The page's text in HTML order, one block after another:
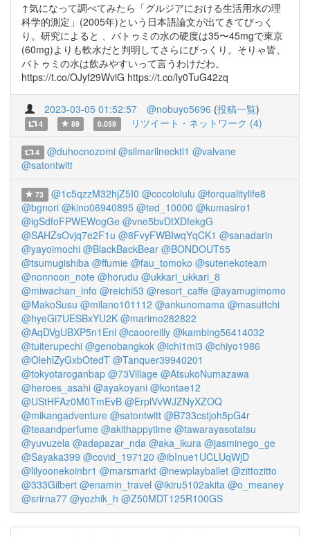
↑気になって調べてみたら「グルジアにおける生活用水の理
科学的測定」(2005年)という日本語論文が出てきてびっく
り。研究によると 、バトゥミの水の硬度は35〜45mgで東京
(60mg)よりも軟水だと判明してさらにびっくり。そりゃ皆、
バトゥミの水は飲みやすいって言うわけだわ。
https://t.co/OJyf29WviG https://t.co/ly0TuG42zq
2023-03-05 01:52:57 @nobuyo5696 (投稿一覧)
4 89 0.059 リツイート・ネットワーク (4)
4 @duhocnozomi @silmarilneckti1 @valvane
@satontwitt
73 @1c5qzzM32hjZ5I0 @cocololulu @forqualitylife8
@bgnori @kino06940895 @ted_10000 @kumasiro1
@igSdfoFPWEWogGe @vne5bvDtXDfekgG
@SAHZsOvjq7e2F1u @8FvyFWBIwqYqCK1 @sanadarin
@yayoimochi @BlackBackBear @BONDOUT55
@tsumugishiba @ffumie @fau_tomoko @sutenekoteam
@nonnoon_note @horudu @ukkari_ukkari_8
@miwachan_info @reichi53 @resort_caffe @ayamugimomo
@MakoSusu @milano101112 @ankunomama @masuttchi
@hyeGi7UESBxYU2K @marimo282822
@AqDVgUBXP5n1Enl @caooreilly @kambing56414032
@tuiterupechi @genobangkok @ichi1mi3 @chiyo1986
@OlehlZyGxbOtedT @Tanquer39940201
@tokyotaroganbap @73Village @AtsukoNumazawa
@heroes_asahi @ayakoyani @kontae12
@UStHFAz0M0TmEvB @ErplVvWJZNyXZOQ
@mikangadventure @satontwitt @B733cstjoh5pG4r
@teaandperfume @akithappytime @tawarayasotatsu
@yuvuzela @adapazar_nda @aka_ikura @jasminego_ge
@Sayaka399 @covid_197120 @ibInue1UCLUqWjD
@lilyoonekoinbr1 @marsmarkt @newplayballet @zittozitto
@333Gilbert @enamin_travel @ikiru5102akita @o_meaney
@srirna77 @yozhik_h @Z50MDT125R100GS